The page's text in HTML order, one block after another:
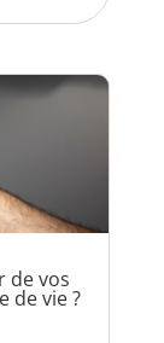
de vos
de vie ?